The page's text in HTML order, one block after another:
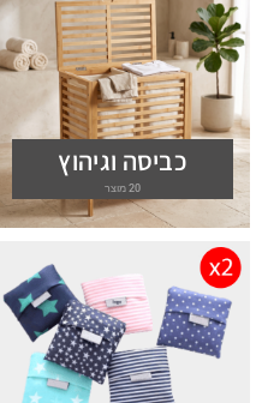
כביסה וגיהוץ
20 מוצר